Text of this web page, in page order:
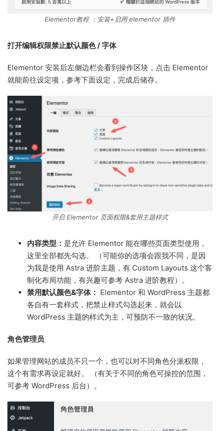
Elementor教程 ：安装+启用 elementor 插件
打开编辑权限禁止默认颜色 / 字体
Elementor 安装后左侧边栏会看到操作区块，点击 Elementor
就能前往设定项，参考下面设定，完成后储存。
开启 Elementor 页面权限&套用主题样式
内容类型： 是允许 Elementor 能在哪些页面类型使用，
这里全部都先勾选。 （可能你的选项会跟我不同，是因
为我是使用 Astra 进阶主题，有 Custom Layouts 这个客
制化布局功能，有兴趣可参考 Astra 进阶教程）。
禁用默认颜色&字体： Elementor 和 WordPress 主题都
各自有一套样式，把禁止样式勾选起来，就会以
WordPress 主题的样式为主，可预防不一致的状况。
角色管理员
如果管理网站的成员不只一个，也可以对不同角色分派权限，
这个有需求再设定就好。 （有关于不同的角色可操控的范围，
可参考 WordPress 后台）。